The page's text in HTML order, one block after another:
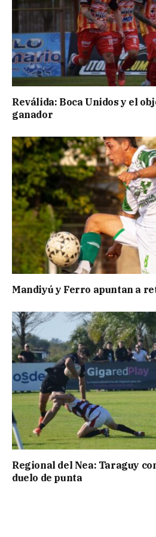
Reválida: Boca Unidos y el
ganador
Mandiyú y Ferro apuntan a
Regional del Nea: Taraguy
duelo de punta